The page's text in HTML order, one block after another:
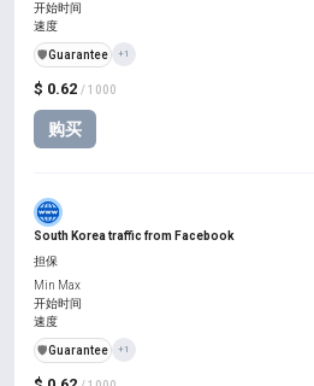
$ 0.62 / 1000
购买
开始时间
速度
️🛡️Guarantee +1
South Korea traffic from Facebook
担保
Min Max
开始时间
速度
️🛡️Guarantee +1